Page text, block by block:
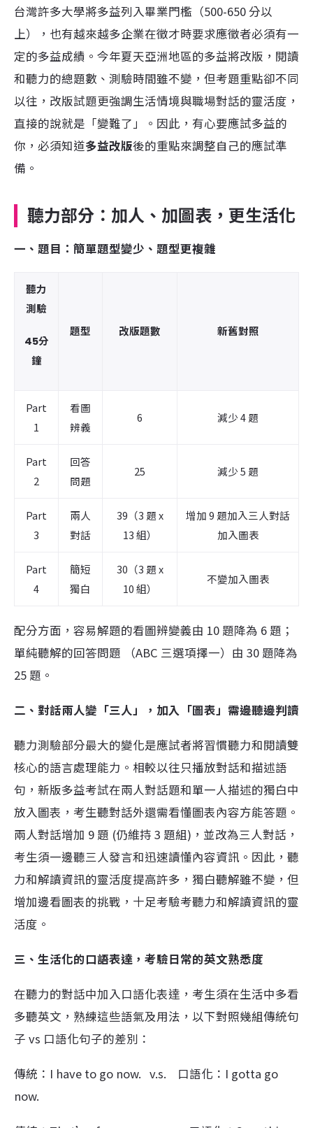
台灣許多大學將多益列入畢業門檻（500-650 分以
上），也有越來越多企業在徵才時要求應徵者必須有一
定的多益成績。今年夏天亞洲地區的多益將改版，閱讀
和聽力的總題數、測驗時間雖不變，但考題重點卻不同
以往，改版試題更強調生活情境與職場對話的靈活度，
直接的說就是「變難了」。因此，有心要應試多益的
你，必須知道多益改版後的重點來調整自己的應試準
備。
聽力部分：加人、加圖表，更生活化
一、題目：簡單題型變少、題型更複雜
聽力
測驗
45分
鐘
題型 改版題數 新舊對照
Part
1
看圖
辨義
6 減少 4 題
Part
2
回答
問題
25 減少 5 題
Part
3
兩人
對話
39（3 題 x
13 組）
增加 9 題加入三人對話
加入圖表
Part
4
簡短
獨白
30（3 題 x
10 組）
不變加入圖表
配分方面，容易解題的看圖辨變義由 10 題降為 6 題；
單純聽解的回答問題 （ABC 三選項擇一）由 30 題降為
25 題。
二、對話兩人變「三人」，加入「圖表」需邊聽邊判讀
聽力測驗部分最大的變化是應試者將習慣聽力和閱讀雙
核心的語言處理能力。相較以往只播放對話和描述語
句，新版多益考試在兩人對話題和單一人描述的獨白中
放入圖表，考生聽對話外還需看懂圖表內容方能答題。
兩人對話增加 9 題 (仍維持 3 題組)，並改為三人對話，
考生須一邊聽三人發言和迅速讀懂內容資訊。因此，聽
力和解讀資訊的靈活度提高許多，獨白聽解雖不變，但
增加邊看圖表的挑戰，十足考驗考聽力和解讀資訊的靈
活度。
三、生活化的口語表達，考驗日常的英文熟悉度
在聽力的對話中加入口語化表達，考生須在生活中多看
多聽英文，熟練這些語氣及用法，以下對照幾組傳統句
子 vs 口語化句子的差別：
傳統：I have to go now. v.s. 口語化：I gotta go
now.